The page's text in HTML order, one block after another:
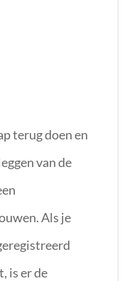
terug doen en
van de
Als je
is er de